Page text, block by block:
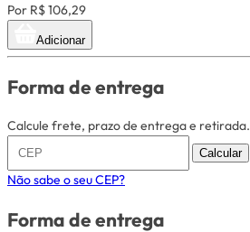
Por R$ 106,29
Adicionar
Forma de entrega
Calcule frete, prazo de entrega e retirada.
Calcular
Não sabe o seu CEP?
Forma de entrega